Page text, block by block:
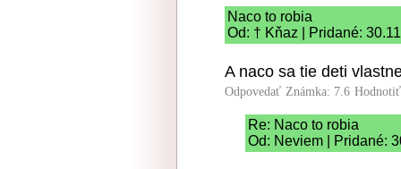
Naco to robia
Od: † Kňaz | Pridané:
A naco sa tie deti
Odpovedať Známka: 7.6
Re: Naco to robia
Od: Neviem | Pridané: